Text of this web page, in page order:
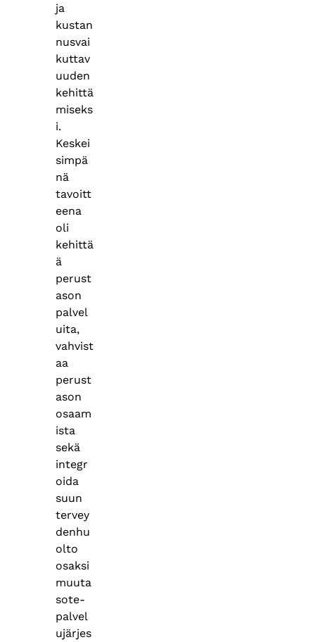
ja
kustan
nusvai
kuttav
uuden
kehittä
miseks
i.
Keskei
simpä
nä
tavoitt
eena
oli
kehittä
ä
perust
ason
palvel
uita,
vahvist
aa
perust
ason
osaam
ista
sekä
integr
oida
suun
tervey
denhu
olto
osaksi
muuta
sote-
palvel
ujärjes